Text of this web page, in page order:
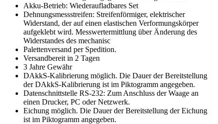
Akku-Betrieb: Wiederaufladbares Set
Dehnungsmessstreifen: Streifenförmiger, elektrischer
Widerstand, der auf einen elastischen Verformungskörper
aufgeklebt wird. Messwertermittlung über Änderung des
Widerstandes des mechanisc
Palettenversand per Spedition.
Versandbereit in 2 Tagen
3 Jahre Gewähr
DAkkS-Kalibrierung möglich. Die Dauer der Bereitstellung
der DAkkS-Kalibrierung ist im Piktogramm angegeben.
Datenschnittstelle RS-232: Zum Anschluss der Waage an
einen Drucker, PC oder Netzwerk.
Eichung möglich. Die Dauer der Bereitstellung der Eichung
ist im Piktogramm angegeben.